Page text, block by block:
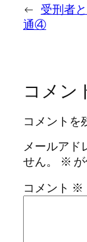
← 受刑者
通④
コメン
コメントを
メールアド
せん。
※
コメント ※